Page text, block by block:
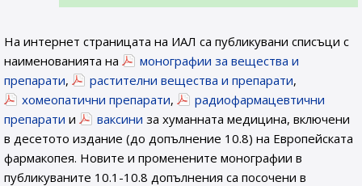
На интернет страницата на ИАЛ са публикувани списъци с
наименованията на
монографии за вещества и
препарати, растителни вещества и препарати,
хомеопатични препарати,
радиофармацевтични
препарати и ваксини за хуманната медицина, включени
в десетото издание (до допълнение 10.8) на Европейската
фармакопея. Новите и променените монографии в
публикуваните 10.1-10.8 допълнения са посочени в